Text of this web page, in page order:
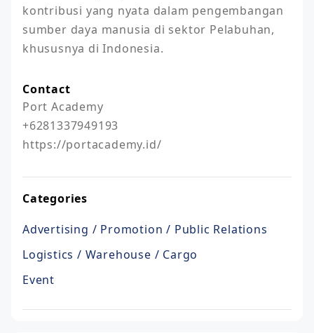
kontribusi yang nyata dalam pengembangan
sumber daya manusia di sektor Pelabuhan,
khususnya di Indonesia.
Contact
Port Academy
+6281337949193
https://portacademy.id/
Categories
Advertising / Promotion / Public Relations
Logistics / Warehouse / Cargo
Event